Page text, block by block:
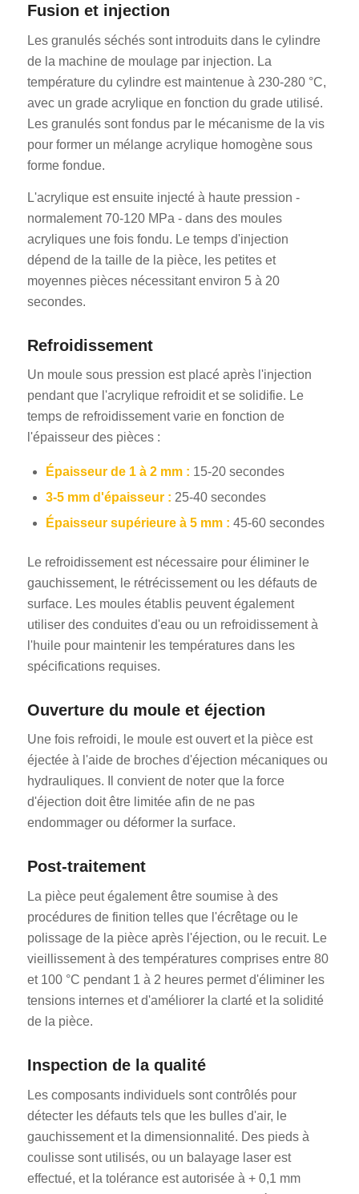
Fusion et injection
Les granulés séchés sont introduits dans le cylindre
de la machine de moulage par injection. La
température du cylindre est maintenue à 230-280 °C,
avec un grade acrylique en fonction du grade utilisé.
Les granulés sont fondus par le mécanisme de la vis
pour former un mélange acrylique homogène sous
forme fondue.
L'acrylique est ensuite injecté à haute pression -
normalement 70-120 MPa - dans des moules
acryliques une fois fondu. Le temps d'injection
dépend de la taille de la pièce, les petites et
moyennes pièces nécessitant environ 5 à 20
secondes.
Refroidissement
Un moule sous pression est placé après l'injection
pendant que l'acrylique refroidit et se solidifie. Le
temps de refroidissement varie en fonction de
l'épaisseur des pièces :
Épaisseur de 1 à 2 mm : 15-20 secondes
3-5 mm d'épaisseur : 25-40 secondes
Épaisseur supérieure à 5 mm : 45-60 secondes
Le refroidissement est nécessaire pour éliminer le
gauchissement, le rétrécissement ou les défauts de
surface. Les moules établis peuvent également
utiliser des conduites d'eau ou un refroidissement à
l'huile pour maintenir les températures dans les
spécifications requises.
Ouverture du moule et éjection
Une fois refroidi, le moule est ouvert et la pièce est
éjectée à l'aide de broches d'éjection mécaniques ou
hydrauliques. Il convient de noter que la force
d'éjection doit être limitée afin de ne pas
endommager ou déformer la surface.
Post-traitement
La pièce peut également être soumise à des
procédures de finition telles que l'écrêtage ou le
polissage de la pièce après l'éjection, ou le recuit. Le
vieillissement à des températures comprises entre 80
et 100 °C pendant 1 à 2 heures permet d'éliminer les
tensions internes et d'améliorer la clarté et la solidité
de la pièce.
Inspection de la qualité
Les composants individuels sont contrôlés pour
détecter les défauts tels que les bulles d'air, le
gauchissement et la dimensionnalité. Des pieds à
coulisse sont utilisés, ou un balayage laser est
effectué, et la tolérance est autorisée à + 0,1 mm